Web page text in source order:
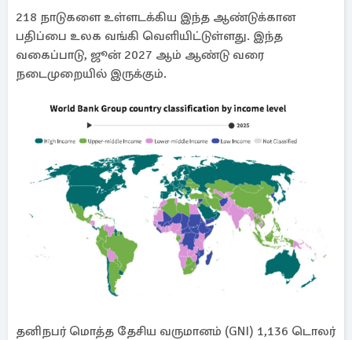
218 நாடுகளை உள்ளடக்கிய இந்த ஆண்டுக்கான
பதிப்பை உலக வங்கி வெளியிட்டுள்ளது. இந்த
வகைப்பாடு, ஜூன் 2027 ஆம் ஆண்டு வரை
நடைமுறையில் இருக்கும்.
தனிநபர் மொத்த தேசிய வருமானம் (GNI) 1,136 டொலர்